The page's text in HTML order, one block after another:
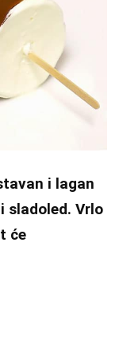
i lagan
sladoled. Vrlo
će